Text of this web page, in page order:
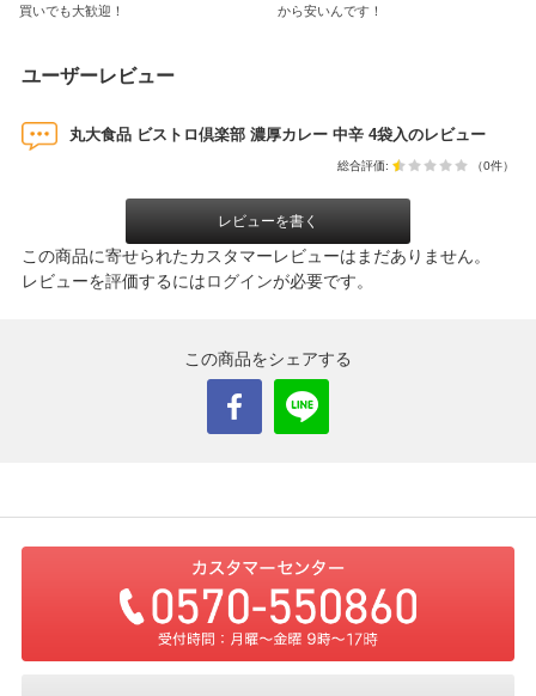
買いでも大歓迎！
から安いんです！
ユーザーレビュー
丸大食品 ビストロ倶楽部 濃厚カレー 中辛 4袋入のレビュー
総合評価: （0件）
レビューを書く
この商品に寄せられたカスタマーレビューはまだありません。
レビューを評価するにはログインが必要です。
この商品をシェアする